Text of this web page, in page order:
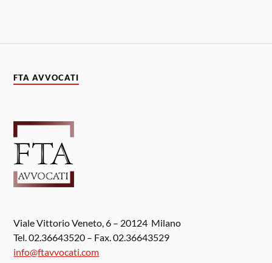
FTA AVVOCATI
Viale Vittorio Veneto, 6 – 20124 Milano
Tel. 02.36643520 – Fax. 02.36643529
info@ftavvocati.com